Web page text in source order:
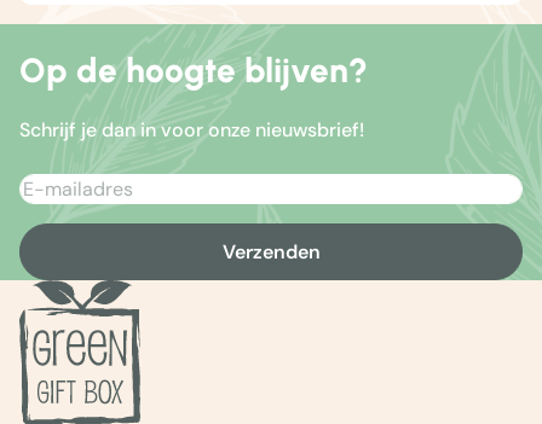
Op de hoogte blijven?
Schrijf je dan in voor onze nieuwsbrief!
Verzenden